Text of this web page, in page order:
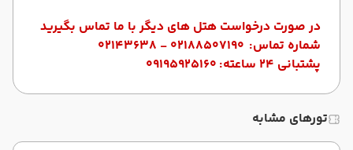
در صورت درخواست هتل های دیگر با ما تماس بگیرید
شماره تماس: 02188507190 - 02143638
پشتبانی 24 ساعته:
09195925160
تورهای مشابه